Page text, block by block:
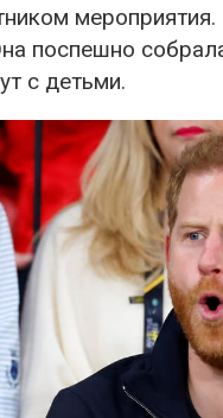
поспешно
с детьми.